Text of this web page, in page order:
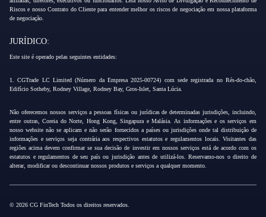
Riscos e nosso Contrato do Cliente para entender melhor os riscos de negociação em nossa plataforma
de negociação.
JURÍDICO:
Este site é operado pelas seguintes entidades:
1. CGTrade LC Limited (Número da Empresa 2025-00724) com sede registrada no Rés-do-chão,
Edifício Sotheby, Rodney Village, Rodney Bay, Gros-Islet, Santa Lúcia.
Não oferecemos nossos serviços a pessoas físicas ou jurídicas de determinadas jurisdições, incluindo,
entre outras, Coreia do Norte, Hong Kong, Singapura e Malásia. As informações e os serviços em
nosso website não se aplicam e não serão fornecidos a países ou jurisdições onde tal distribuição de
informações e serviços seja contrária aos respectivos estatutos e regulamentos locais. Visitantes das
regiões acima devem confirmar se sua decisão de investir em nossos serviços está de acordo com os
estatutos e regulamentos de seu país ou jurisdição antes de utilizá-los. Reservamo-nos o direito de
alterar, modificar ou descontinuar nossos produtos e serviços a qualquer momento.
© 2026 CG FinTech Todos os direitos reservados.